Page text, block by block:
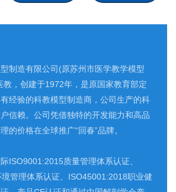
制造有限公司(原苏州市医学教学模型
教，创建于1972年，是原国家教育部定
经验的科教模型制造商，公司生产的科
信赖。公司凭借独特的开发能力和高品
的价格在全球推广“回春”品牌。
ISO9001:2015质量管理体系认证、
管理体系认证、ISO45001:2018职业健